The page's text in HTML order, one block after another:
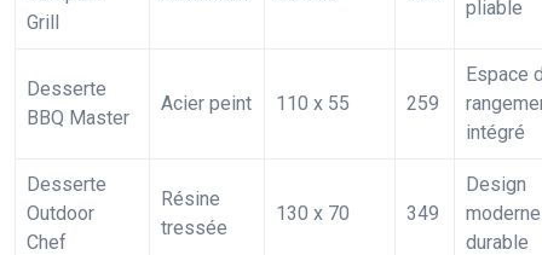
Grill
pliable
Desserte
BBQ Master
Acier peint 110 x 55 259
Espace
intégré
Desserte
Outdoor
Chef
Résine
tressée
130 x 70 349
Design
durable